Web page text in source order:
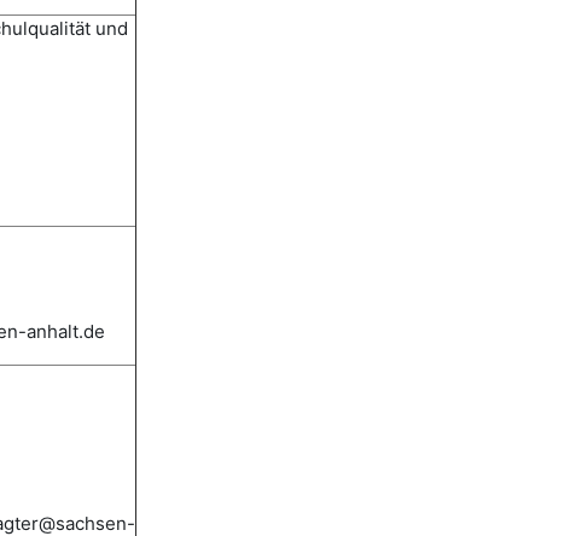
und
anhalt.de